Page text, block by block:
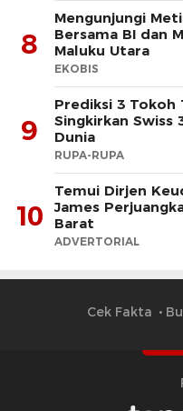
8
Mengunjungi
Bersama BI dan
Maluku Utara
EKOBIS
9
Prediksi 3 Tokoh
Singkirkan Swiss
Dunia
RUPA-RUPA
10
​Temui Dirjen
James
Barat
ADVERTORIAL
Cek Fakta